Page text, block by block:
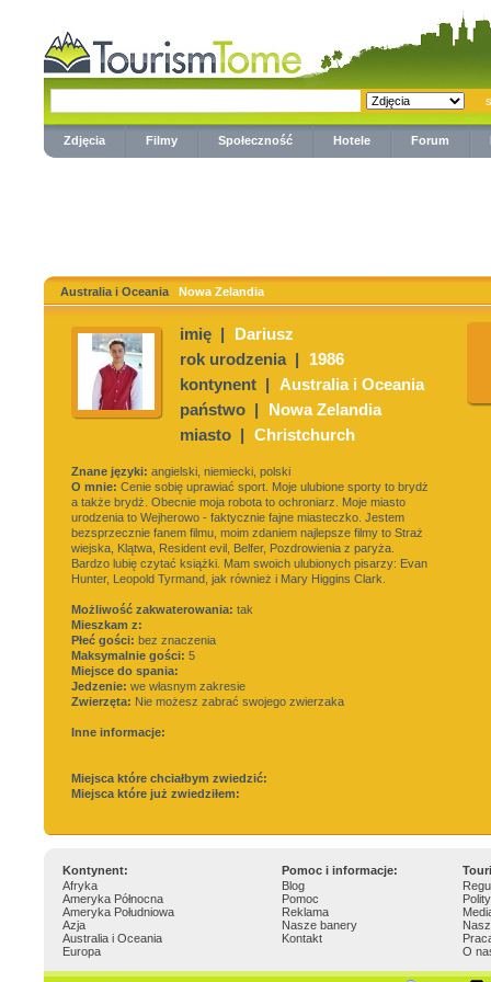
Zdjęcia Filmy Społeczność Hotele Forum
Australia i Oceania Nowa Zelandia
imię |
Dariusz
rok urodzenia |
1986
kontynent | Australia i Oceania
państwo |
Nowa Zelandia
miasto | Christchurch
Znane języki: angielski, niemiecki, polski
O mnie: Cenie sobię uprawiać sport. Moje ulubione sporty to brydż
a także brydż. Obecnie moja robota to ochroniarz. Moje miasto
urodzenia to Wejherowo - faktycznie fajne miasteczko. Jestem
bezsprzecznie fanem filmu, moim zdaniem najlepsze filmy to Straż
wiejska, Klątwa, Resident evil, Belfer, Pozdrowienia z paryża.
Bardzo lubię czytać książki. Mam swoich ulubionych pisarzy: Evan
Hunter, Leopold Tyrmand, jak również i Mary Higgins Clark.
Możliwość zakwaterowania: tak
Mieszkam z:
Płeć gości: bez znaczenia
Maksymalnie gości: 5
Miejsce do spania:
Jedzenie: we własnym zakresie
Zwierzęta: Nie możesz zabrać swojego zwierzaka
Inne informacje:
Miejsca które chciałbym zwiedzić:
Miejsca które już zwiedziłem:
Kontynent: Pomoc i informacje:
Afryka
Ameryka Północna
Ameryka Południowa
Azja
Australia i Oceania
Europa
Blog
Pomoc
Reklama
Nasze banery
Kontakt
O